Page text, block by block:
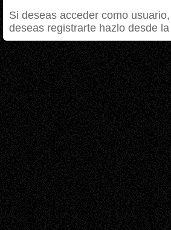
Si deseas acceder como
deseas registrarte hazlo desde la